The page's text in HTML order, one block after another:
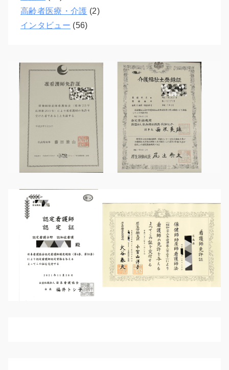
高齢者医療・介護 (2)
インタビュー (56)